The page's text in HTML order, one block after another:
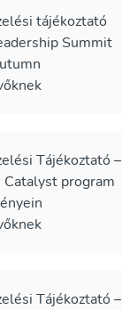
tájékoztató
Summit
Tájékoztató –
Catalyst program
Tájékoztató –